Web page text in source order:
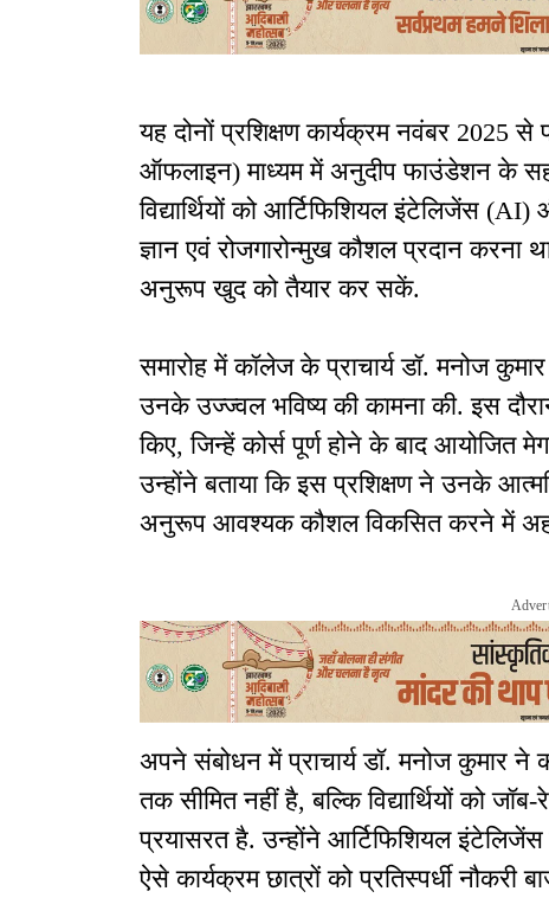
यह दोनों प्रशिक्षण कार्यक्रम नवंबर 2025
ऑफलाइन) माध्यम में अनुदीप फाउंडेशन के
विद्यार्थियों को आर्टिफिशियल इंटेलिजेंस
ज्ञान एवं रोजगारोन्मुख कौशल प्रदान करना
अनुरूप खुद को तैयार कर सकें.
समारोह में कॉलेज के प्राचार्य डॉ. मनोज कुमार
उनके उज्ज्वल भविष्य की कामना की. इस
किए, जिन्हें कोर्स पूर्ण होने के बाद आयोजित
उन्होंने बताया कि इस प्रशिक्षण ने उनके
अनुरूप आवश्यक कौशल विकसित करने में
अपने संबोधन में प्राचार्य डॉ. मनोज कुमार ने
तक सीमित नहीं है, बल्कि विद्यार्थियों को
प्रयासरत है. उन्होंने आर्टिफिशियल
ऐसे कार्यक्रम छात्रों को प्रतिस्पर्धी नौकरी